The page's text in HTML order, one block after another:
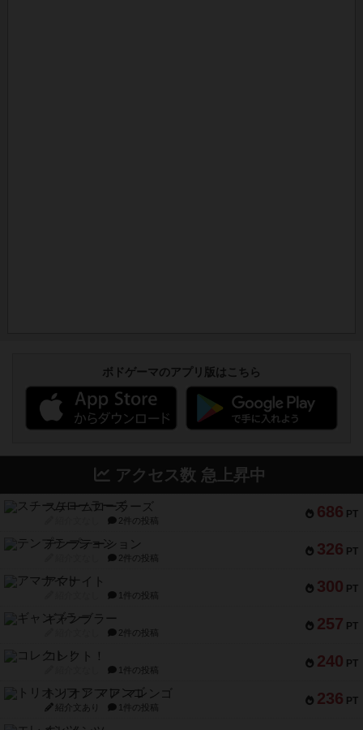
ボドゲーマのアプリ版はこちら
アクセス数 急上昇中
686 PT
スチームローラーズ
2件の投稿
326 PT
テンプテーション
2件の投稿
300 PT
アマナイト
1件の投稿
257 PT
ギャンブラー
2件の投稿
240 PT
コレクト！
1件の投稿
236 PT
トリオンフ ア マレンゴ
紹介文あり 1件の投稿